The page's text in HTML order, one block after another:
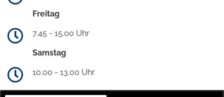
Freitag
7.45 - 15.00 Uhr
Samstag
10.00 - 13.00 Uhr